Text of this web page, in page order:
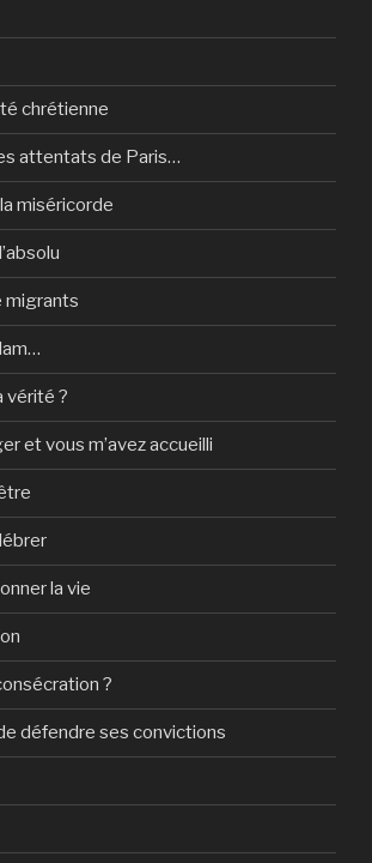
chrétienne
attentats de Paris…
la miséricorde
migrants
vérité ?
et vous m’avez accueilli
la vie
?
défendre ses convictions